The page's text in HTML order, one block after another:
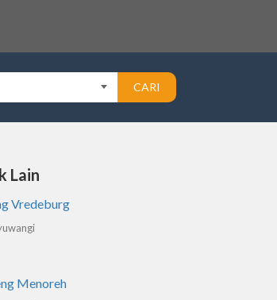
CARI
Lain
Vredeburg
Menoreh